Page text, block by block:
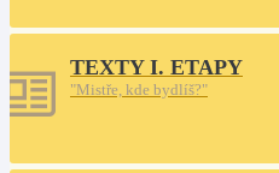
TEXTY I. ETAPY
"Mistře, kde bydlíš?"